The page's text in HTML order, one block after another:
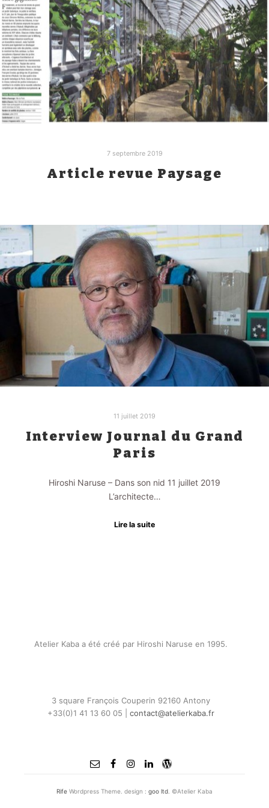
7 septembre 2019
Article revue Paysage
11 juillet 2019
Interview Journal du Grand
Paris
Hiroshi Naruse – Dans son nid 11 juillet 2019
L’architecte…
Lire la suite
Atelier Kaba a été créé par Hiroshi Naruse en 1995.
3 square François Couperin 92160 Antony
+33(0)1 41 13 60 05 |contact@atelierkaba.fr
Rife Wordpress Theme. design : goo ltd . ©Atelier Kaba